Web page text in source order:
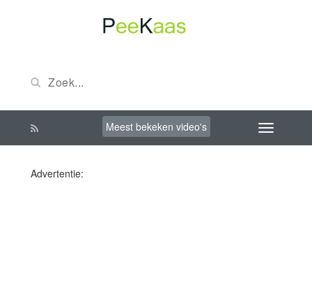
Meest bekeken video's
Advertentie: